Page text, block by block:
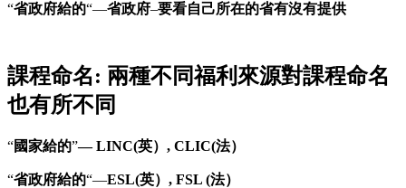
“省政府給的“—省政府–要看自己所在的省有沒有提供
課程命名: 兩種不同福利來源對課程命名
也有所不同
“國家給的”— LINC(英）, CLIC(法）
“省政府給的“—ESL(英）, FSL (法）